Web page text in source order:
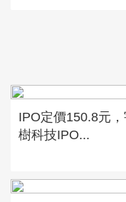
IPO定價150.8元，
樹科技IPO...